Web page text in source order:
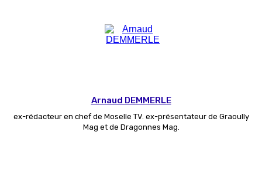
Arnaud DEMMERLE
ex-rédacteur en chef de Moselle TV. ex-présentateur de Graoully
Mag et de Dragonnes Mag.